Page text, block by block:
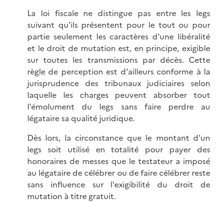
La loi fiscale ne distingue pas entre les legs
suivant qu'ils présentent pour le tout ou pour
partie seulement les caractères d'une libéralité
et le droit de mutation est, en principe, exigible
sur toutes les transmissions par décès. Cette
règle de perception est d'ailleurs conforme à la
jurisprudence des tribunaux judiciaires selon
laquelle les charges peuvent absorber tout
l'émolument du legs sans faire perdre au
légataire sa qualité juridique.
Dès lors, la circonstance que le montant d'un
legs soit utilisé en totalité pour payer des
honoraires de messes que le testateur a imposé
au légataire de célébrer ou de faire célébrer reste
sans influence sur l'exigibilité du droit de
mutation à titre gratuit.